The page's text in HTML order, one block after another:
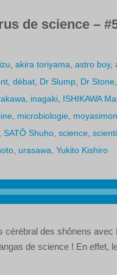
de science –
akira toriyama astro boy,
, débat, Dr Slump, Dr Stone
inagaki, ISHIKAWA
, microbiologie, moyasimon
SATÔ Shuho, science,
, urasawa Yukito Kishiro
cérébral des shônens
de science ! En effet,